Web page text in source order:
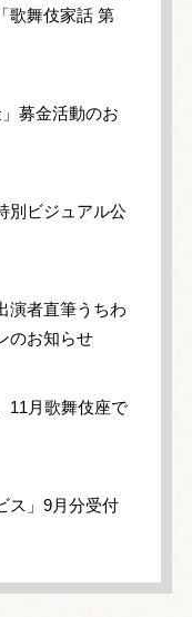
歌舞伎家話 第
募金活動のお
別ビジュアル公
演者直筆うちわ
のお知らせ
11月歌舞伎座で
ス」9月分受付